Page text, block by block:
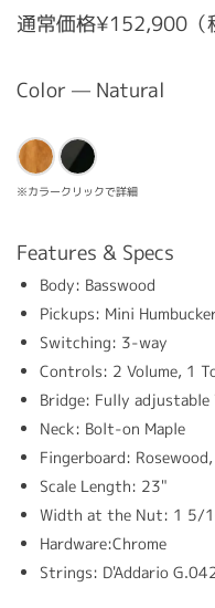
通常価格¥152,900（
Color — Natural
※カラークリックで詳細
Features & Specs
Body: Basswood
Pickups: Mini
Switching: 3-way
Controls: 2 Volume, 1
Bridge: Fully
Neck: Bolt-on Maple
Fingerboard:
Scale Length: 23"
Width at the Nut: 1 5/
Hardware:Chrome
Strings: D'Addario